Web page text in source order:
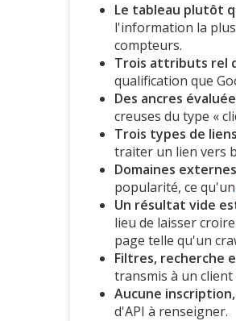
Le tableau plutôt
l'information la
compteurs.
Trois attributs rel
qualification que
Des ancres
creuses du type «
Trois types de
traiter un lien vers
Domaines
popularité, ce qu'un
Un résultat vide
lieu de laisser
page telle qu'un
Filtres, recherche
transmis à un
Aucune
d'API à renseigner.